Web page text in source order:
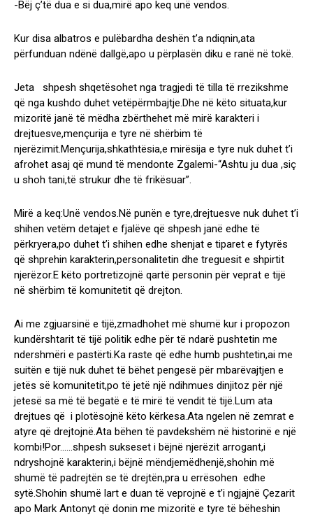
-Bëj ç’të dua e si dua,mirë apo keq unë vendos.
Kur disa albatros e pulëbardha deshën t’a ndiqnin,ata
përfunduan ndënë dallgë,apo u përplasën diku e ranë në tokë.
Jeta shpesh shqetësohet nga tragjedi të tilla të rrezikshme
që nga kushdo duhet vetëpërmbajtje.Dhe në këto situata,kur
mizoritë janë të mëdha zbërthehet më mirë karakteri i
drejtuesve,mençurija e tyre në shërbim të
njerëzimit.Mençurija,shkathtësia,e mirësija e tyre nuk duhet t’i
afrohet asaj që mund të mendonte Zgalemi-“Ashtu ju dua ,siç
u shoh tani,të strukur dhe të frikësuar”.
Mirë a keq:Unë vendos.Në punën e tyre,drejtuesve nuk duhet t’i
shihen vetëm detajet e fjalëve që shpesh janë edhe të
përkryera,po duhet t’i shihen edhe shenjat e tiparet e fytyrës
që shprehin karakterin,personalitetin dhe treguesit e shpirtit
njerëzor.E këto portretizojnë qartë personin për veprat e tijë
në shërbim të komunitetit që drejton.
Ai me zgjuarsinë e tijë,zmadhohet më shumë kur i propozon
kundërshtarit të tijë politik edhe për të ndarë pushtetin me
ndershmëri e pastërti.Ka raste që edhe humb pushtetin,ai me
suitën e tijë nuk duhet të bëhet pengesë për mbarëvajtjen e
jetës së komunitetit,po të jetë një ndihmues dinjitoz për një
jetesë sa më të begatë e të mirë të vendit të tijë.Lum ata
drejtues që i plotësojnë këto kërkesa.Ata ngelen në zemrat e
atyre që drejtojnë.Ata bëhen të pavdekshëm në historinë e një
kombi!Por……shpesh sukseset i bëjnë njerëzit arrogant,i
ndryshojnë karakterin,i bëjnë mëndjemëdhenjë,shohin më
shumë të padrejtën se të drejtën,pra u errësohen edhe
sytë.Shohin shumë lart e duan të veprojnë e t’i ngjajnë Çezarit
apo Mark Antonyt që donin me mizoritë e tyre të bëheshin